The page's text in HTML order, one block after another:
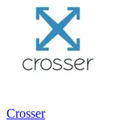
Crosser